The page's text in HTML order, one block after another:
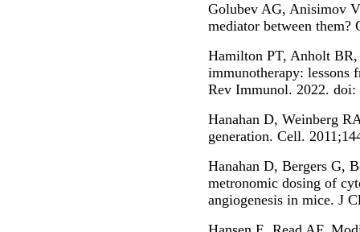
Golubev AG, Anisimov
mediator between them?
Hamilton PT, Anholt
immunotherapy: lessons
Rev Immunol. 2022. doi:
Hanahan D, Weinberg
generation. Cell.
Hanahan D, Bergers G,
metronomic dosing of
angiogenesis in mice. J